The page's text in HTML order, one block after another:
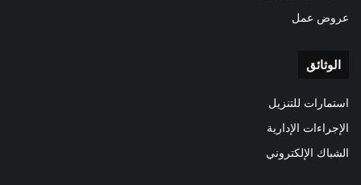
عروض عمل
الوثائق
استمارات للتنزيل
الإجراءات الإدارية
الشباك الإلكتروني